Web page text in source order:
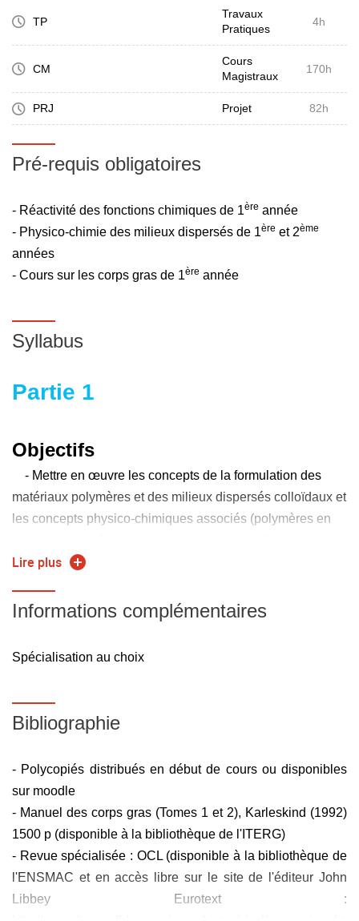
TP
Travaux
Pratiques
4h
CM
Cours
Magistraux
170h
PRJ Projet 82h
Pré-requis obligatoires
- Réactivité des fonctions chimiques de 1ère année
- Physico-chimie des milieux dispersés de 1ère et 2ème
années
- Cours sur les corps gras de 1ère année
Syllabus
Partie 1
Objectifs
- Mettre en œuvre les concepts de la formulation des
matériaux polymères et des milieux dispersés colloïdaux et
les concepts physico-chimiques associés (polymères en
polymères auto-associés, forces colloïdales, stabilité des
- Choisir les techniques d'émulsification et de formation
- Choisir les différentes techniques de caractérisation et
macromoléculaire).
Contenu
1 - Formulation et évolution cinétique des milieux
dispersés
- Grandes familles de polymères (définitions, spécialités
vs commodités chimiques) (A. Llevot, ENSMAC)
- Formulation et concepts associés (F. Leal Calderon,
Lire plus
Informations complémentaires
Spécialisation au choix
Bibliographie
- Polycopiés distribués en début de cours ou disponibles
sur moodle
- Manuel des corps gras (Tomes 1 et 2), Karleskind (1992)
1500 p (disponible à la bibliothèque de l'ITERG)
- Revue spécialisée : OCL (disponible à la bibliothèque de
l'ENSMAC et en accès libre sur le site de l'éditeur John
Libbey Eurotext :